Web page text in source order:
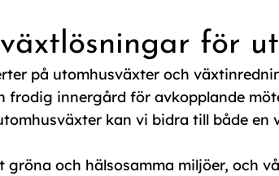
för
på utomhusväxter och
frodig innergård för avkopplande
kan vi bidra till både
gröna och hälsosamma miljöer, och